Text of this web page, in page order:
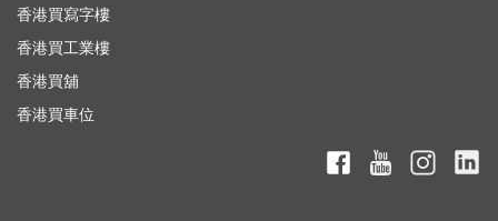
香港買寫字樓
香港買工業樓
香港買舖
香港買車位